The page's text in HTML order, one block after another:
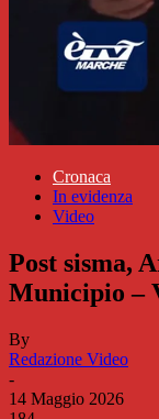
Cronaca
In evidenza
Video
Post sisma,
Municipio –
By
Redazione Video
-
14 Maggio 2026